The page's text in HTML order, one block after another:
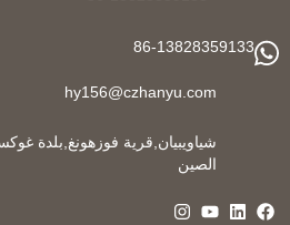
86-13828359133
hy156@czhanyu.com
شياويبيان,قرية فوزهونغ,بلدة
الصين